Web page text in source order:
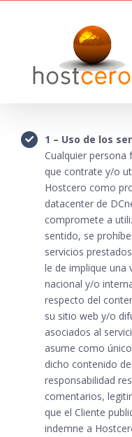
1 – Uso de los
Cualquier persona
que contrate y/o
Hostcero como
datacenter de
compromete a
sentido, se
servicios
le de implique una
nacional y/o
respecto del
su sitio web y/o
asociados al
asume como
dicho contenido
responsabilidad
comentarios,
que el Cliente
indemne a